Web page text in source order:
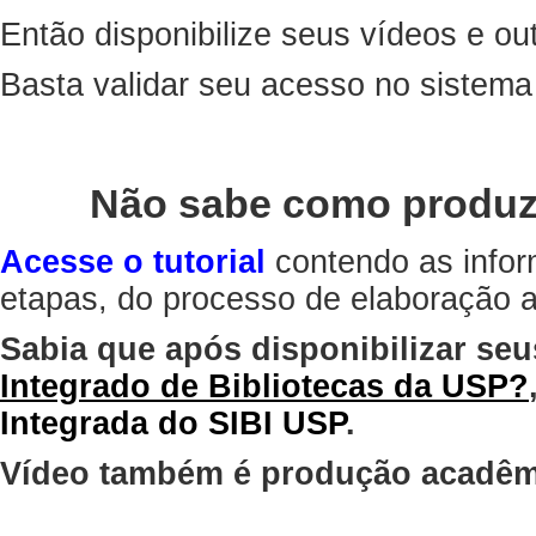
Então disponibilize seus vídeos e
Basta validar seu acesso no
Não sabe como
Acesse o tutorial contendo as
etapas, do processo de elaboração
Sabia que após disponibilizar
Integrado de Bibliotecas da USP?
Integrada do SIBI USP.
Vídeo também é produção